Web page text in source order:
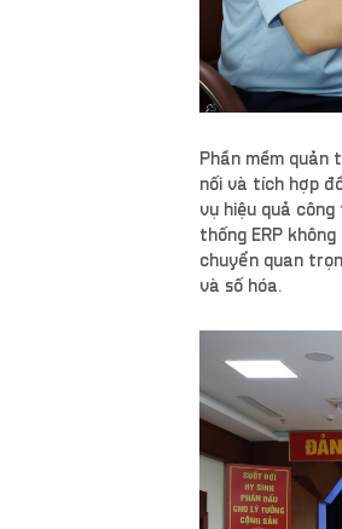
Phần mềm quản
nối và tích hợp
vụ hiệu quả
thống ERP
chuyển quan
và số hóa.